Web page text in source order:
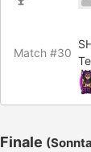
Match #30
Finale